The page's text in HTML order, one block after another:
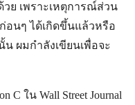
ย เพราะเหตุการณ์ส่วน
นๆ ได้เกิดขึ้นแล้วหรือ
ผมกำลังเขียนเพื่อจะ
ใน Wall Street Journal